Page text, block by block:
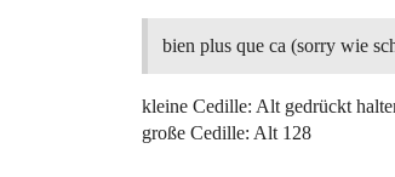
bien plus que ca (sorry wie
kleine Cedille: Alt gedrückt
große Cedille: Alt 128